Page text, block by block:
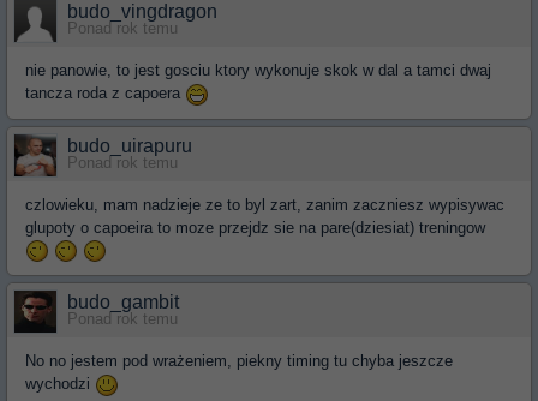
budo_vingdragon
Ponad rok temu
nie panowie, to jest gosciu ktory wykonuje skok w dal a tamci dwaj
tancza roda z capoera
budo_uirapuru
Ponad rok temu
czlowieku, mam nadzieje ze to byl zart, zanim zaczniesz wypisywac
glupoty o capoeira to moze przejdz sie na pare(dziesiat) treningow
budo_gambit
Ponad rok temu
No no jestem pod wrażeniem, piekny timing tu chyba jeszcze
wychodzi